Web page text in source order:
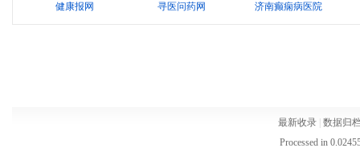
健康报网 寻医问药网 济南癫痫病医院
最新收录 数据归
Processed in